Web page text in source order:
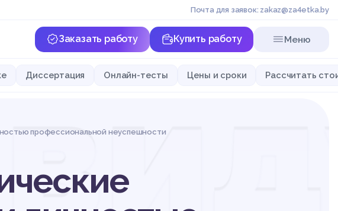
Почта для заявок: zakaz@za4etka.by
Заказать работу Купить работу Меню
Диссертация Онлайн-тесты Цены и сроки Рассчитать
профессиональной неуспешности